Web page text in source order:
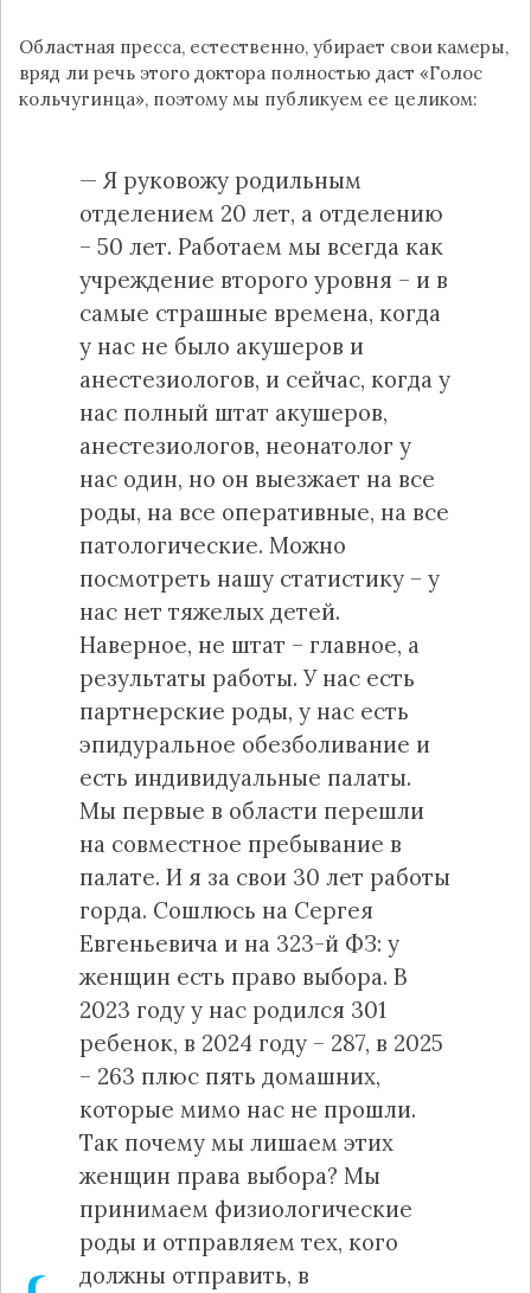
Областная пресса, естественно, убирает свои камеры,
вряд ли речь этого доктора полностью даст «Голос
кольчугинца», поэтому мы публикуем ее целиком:
— Я руковожу родильным
отделением 20 лет, а отделению
– 50 лет. Работаем мы всегда как
учреждение второго уровня – и в
самые страшные времена, когда
у нас не было акушеров и
анестезиологов, и сейчас, когда у
нас полный штат акушеров,
анестезиологов, неонатолог у
нас один, но он выезжает на все
роды, на все оперативные, на все
патологические. Можно
посмотреть нашу статистику – у
нас нет тяжелых детей.
Наверное, не штат – главное, а
результаты работы. У нас есть
партнерские роды, у нас есть
эпидуральное обезболивание и
есть индивидуальные палаты.
Мы первые в области перешли
на совместное пребывание в
палате. И я за свои 30 лет работы
горда. Сошлюсь на Сергея
Евгеньевича и на 323-й ФЗ: у
женщин есть право выбора. В
2023 году у нас родился 301
ребенок, в 2024 году – 287, в 2025
– 263 плюс пять домашних,
которые мимо нас не прошли.
Так почему мы лишаем этих
женщин права выбора? Мы
принимаем физиологические
роды и отправляем тех, кого
должны отправить, в